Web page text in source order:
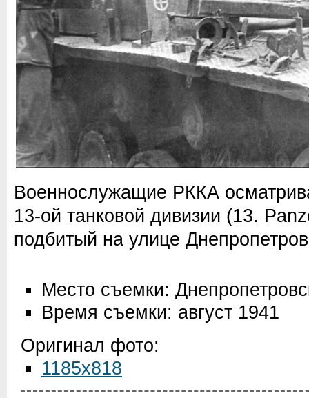
Военнослужащие РККА
13-ой танковой дивизии (13.
подбитый на улице
Место съемки:
Время съемки: август 1941
Оригинал фото:
1185x818